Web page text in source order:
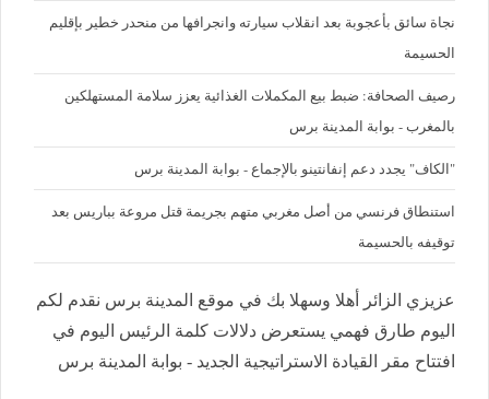
نجاة سائق بأعجوبة بعد انقلاب سيارته وانجرافها من منحدر خطير بإقليم
الحسيمة
رصيف الصحافة: ضبط بيع المكملات الغذائية يعزز سلامة المستهلكين
بالمغرب - بوابة المدينة برس
"الكاف" يجدد دعم إنفانتينو بالإجماع - بوابة المدينة برس
استنطاق فرنسي من أصل مغربي متهم بجريمة قتل مروعة بباريس بعد
توقيفه بالحسيمة
عزيزي الزائر أهلا وسهلا بك في موقع المدينة برس نقدم لكم
اليوم طارق فهمي يستعرض دلالات كلمة الرئيس اليوم في
افتتاح مقر القيادة الاستراتيجية الجديد - بوابة المدينة برس